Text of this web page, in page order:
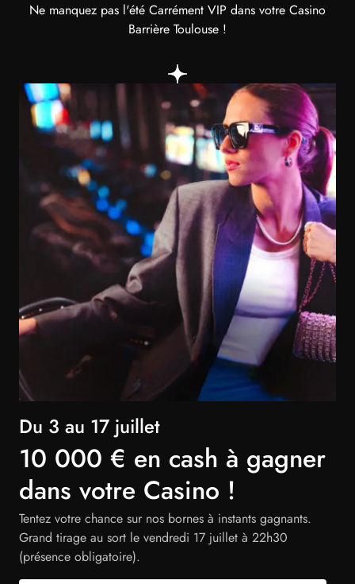
Ne manquez pas l'été Carrément VIP dans votre Casino
Barrière Toulouse !
Du 3 au 17 juillet
10 000 € en cash à gagner
dans votre Casino !
Tentez votre chance sur nos bornes à instants gagnants.
Grand tirage au sort le vendredi 17 juillet à 22h30
(présence obligatoire).